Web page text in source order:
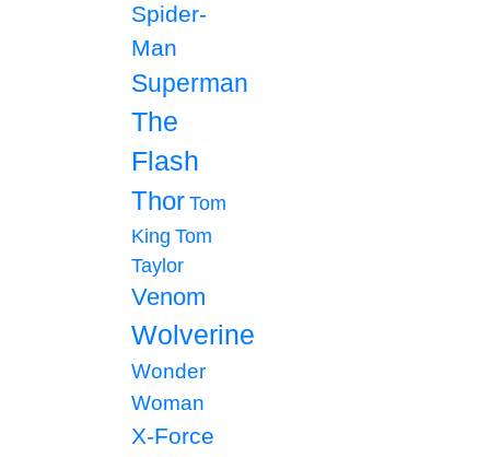
Spider-
Man
Superman
The
Flash
Thor Tom
King Tom
Taylor
Venom
Wolverine
Wonder
Woman
X-Force